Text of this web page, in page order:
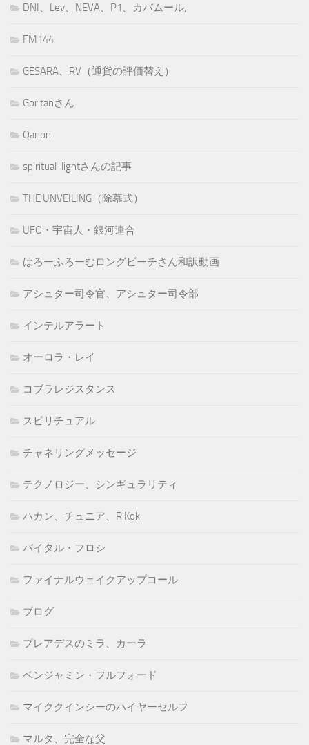
DNI、Lev、NEVA、P1、カバムール,
FM144
GESARA、RV（通貨の評価替え）
Goritanさん
Qanon
spiritual-lightさんの記事
THE UNVEILING（除幕式）
UFO・宇宙人・銀河連合
はろーふろーむロングビーチさん和訳動画
アシュター司令官、アシュター司令部
インテルアラート
オーロラ・レイ
コブラレジスタンス
スピリチュアル
チャネリングメッセージ
テクノロジー、シンギュラリティ
ハカン、チュニア、R'Kok
バイタル・フロシ
ファイナルウェイクアップコール
ブログ
プレアデスのミラ、カーラ
ベンジャミン・フルフォード
マイククインシーのハイヤーセルフ
マルタ、完全な父